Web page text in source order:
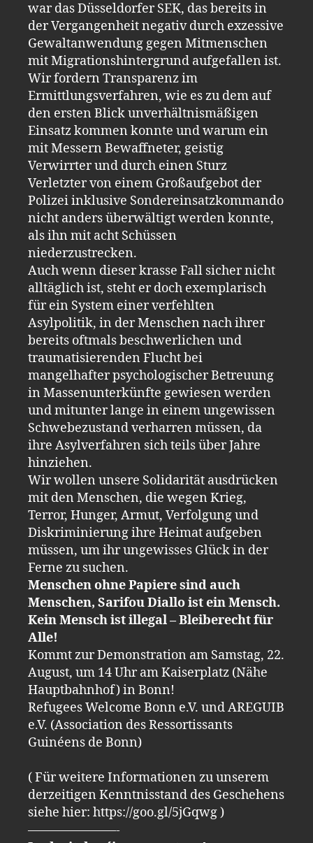
war das Düsseldorfer SEK, das bereits in
der Vergangenheit negativ durch exzessive
Gewaltanwendung gegen Mitmenschen
mit Migrationshintergrund aufgefallen ist.
Wir fordern Transparenz im
Ermittlungsverfahren, wie es zu dem auf
den ersten Blick unverhältnismäßigen
Einsatz kommen konnte und warum ein
mit Messern Bewaffneter, geistig
Verwirrter und durch einen Sturz
Verletzter von einem Großaufgebot der
Polizei inklusive Sondereinsatzkommando
nicht anders überwältigt werden konnte,
als ihn mit acht Schüssen
niederzustrecken.
Auch wenn dieser krasse Fall sicher nicht
alltäglich ist, steht er doch exemplarisch
für ein System einer verfehlten
Asylpolitik, in der Menschen nach ihrer
bereits oftmals beschwerlichen und
traumatisierenden Flucht bei
mangelhafter psychologischer Betreuung
in Massenunterkünfte gewiesen werden
und mitunter lange in einem ungewissen
Schwebezustand verharren müssen, da
ihre Asylverfahren sich teils über Jahre
hinziehen.
Wir wollen unsere Solidarität ausdrücken
mit den Menschen, die wegen Krieg,
Terror, Hunger, Armut, Verfolgung und
Diskriminierung ihre Heimat aufgeben
müssen, um ihr ungewisses Glück in der
Ferne zu suchen.
Menschen ohne Papiere sind auch
Menschen, Sarifou Diallo ist ein Mensch.
Kein Mensch ist illegal – Bleiberecht für
Alle!
Kommt zur Demonstration am Samstag, 22.
August, um 14 Uhr am Kaiserplatz (Nähe
Hauptbahnhof) in Bonn!
Refugees Welcome Bonn e.V. und AREGUIB
e.V. (Association des Ressortissants
Guinéens de Bonn)
( Für weitere Informationen zu unserem
derzeitigen Kenntnisstand des Geschehens
siehe hier: https://goo.gl/5jGqwg )
———————-